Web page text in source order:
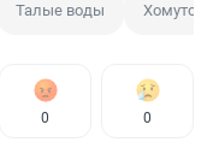
Талые воды Хомутово
0 0